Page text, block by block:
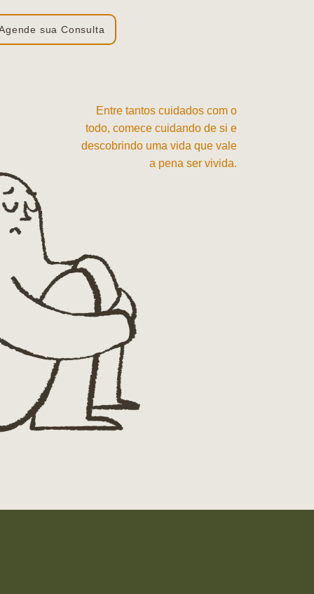
sua Consulta
Entre tantos cuidados com o
todo, comece cuidando de si e
descobrindo uma vida que vale
a pena ser vivida.